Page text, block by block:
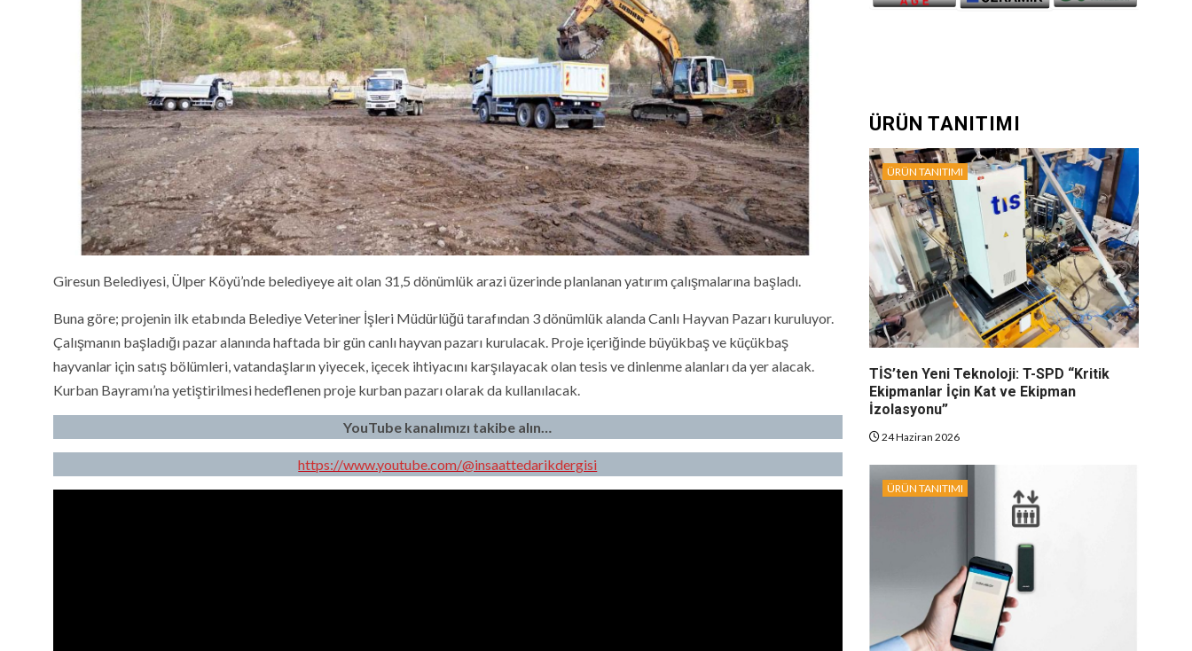
Giresun Belediyesi, Ülper Köyü’nde belediyeye ait olan 31,5 dönümlük arazi üzerinde planlanan yatırım çalışmalarına başladı.
Buna göre; projenin ilk etabında Belediye Veteriner İşleri Müdürlüğü tarafından 3 dönümlük alanda Canlı Hayvan Pazarı kuruluyor.
Çalışmanın başladığı pazar alanında haftada bir gün canlı hayvan pazarı kurulacak. Proje içeriğinde büyükbaş ve küçükbaş
hayvanlar için satış bölümleri, vatandaşların yiyecek, içecek ihtiyacını karşılayacak olan tesis ve dinlenme alanları da yer alacak.
Kurban Bayramı’na yetiştirilmesi hedeflenen proje kurban pazarı olarak da kullanılacak.
YouTube kanalımızı takibe alın…
https://www.youtube.com/@insaattedarikdergisi
ÜRÜN TANITIMI
ÜRÜN TANITIMI
TİS’ten Yeni Teknoloji: T-SPD “Kritik
Ekipmanlar İçin Kat ve Ekipman
İzolasyonu”
24 Haziran 2026
ÜRÜN TANITIMI